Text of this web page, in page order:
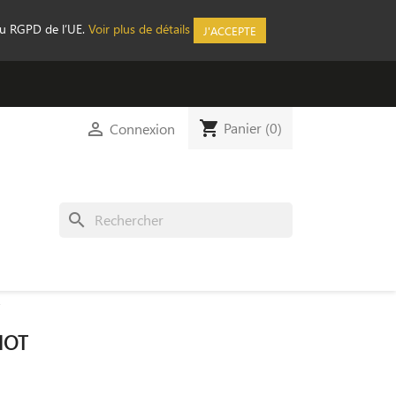
de l’UE. Voir plus de détails J'ACCEPTE
 Connexion shopping_cart Panier (0)
search